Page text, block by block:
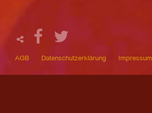
AGB Datenschutzerklärung Impressum